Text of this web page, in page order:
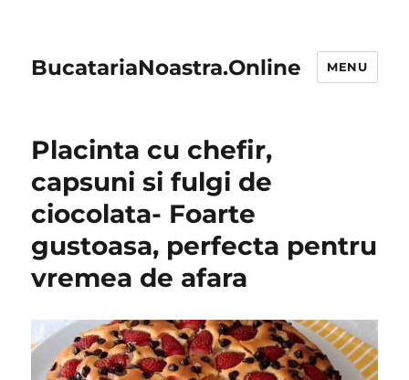
BucatariaNoastra.Online MENU
Placinta cu chefir,
capsuni si fulgi de
ciocolata- Foarte
gustoasa, perfecta pentru
vremea de afara